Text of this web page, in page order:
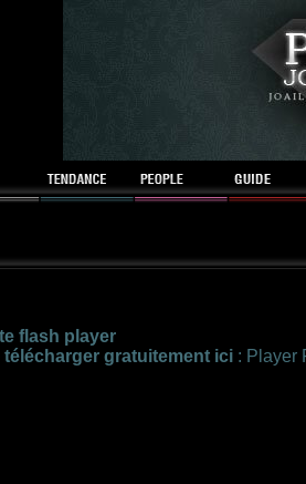
flash player
gratuitement ici : Player